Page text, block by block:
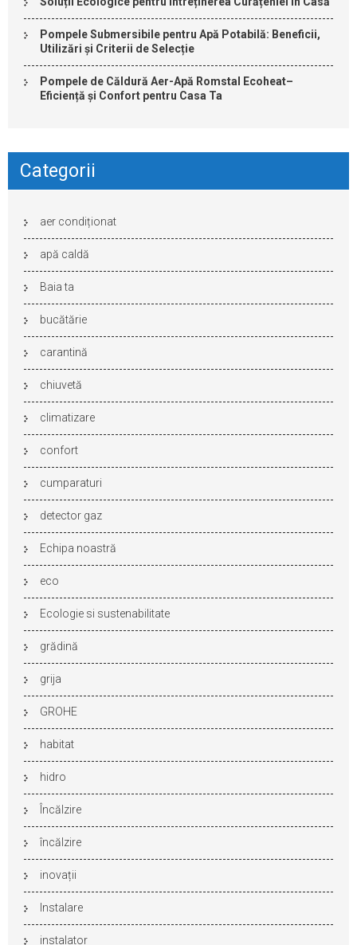
Pompele Submersibile pentru Apă Potabilă: Beneficii,
Utilizări și Criterii de Selecție
Pompele de Căldură Aer-Apă Romstal Ecoheat–
Eficiență și Confort pentru Casa Ta
Categorii
aer condiționat
apă caldă
Baia ta
bucătărie
carantină
chiuvetă
climatizare
confort
cumparaturi
detector gaz
Echipa noastră
eco
Ecologie si sustenabilitate
grădină
grija
GROHE
habitat
hidro
Încălzire
încălzire
inovații
Instalare
instalator